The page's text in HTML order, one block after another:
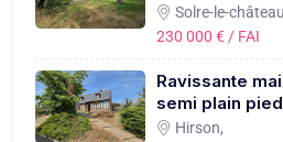
Solre-le-
230 000 € / FAI
Ravissante
semi plain
Hirson,